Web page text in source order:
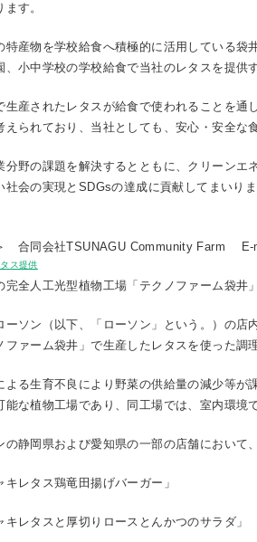
す。
産物を学校給食へ積極的に活用している袋
、小中学校の学校給食で当社のレタスを提
産されたレタスが給食で使われることを通
えられており、当社としても、安心・安全
野の課題を解決するとともに、クリーンエ
会の実現とSDGsの達成に貢献してまいりま
合同会社TSUNAGU Community Farm E-
ス提供
全人工光型植物工場「テクノファーム袋井
ソン（以下、「ローソン」という。）の店
ファーム袋井」で生産したレタスを使った
る生育不良により野菜の供給量の減少等が
能な植物工場であり、同工場では、室内環
静岡県および愛知県の一部の店舗において、
レタス鶏竜田揚げバーガー」
タスと厚切りロースとんかつのサラダ」